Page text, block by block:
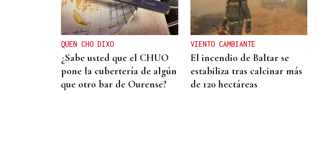
Donald Trump deberá
pedir permiso al Congreso
para construir el salón de
baile en la Casa Blanca
QUEN CHO DIXO
¿Sabe usted que el CHUO
pone la cubertería de algún
que otro bar de Ourense?
VIENTO CAMBIANTE
El incendio de Baltar se
estabiliza tras calcinar más
de 120 hectáreas